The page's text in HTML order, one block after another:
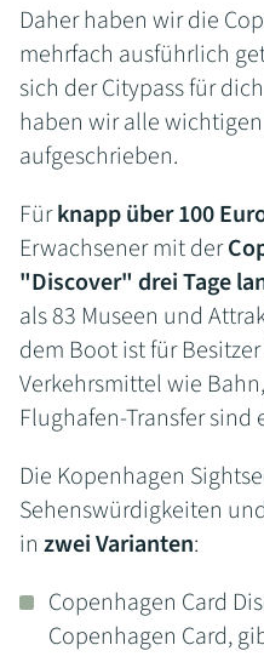
Daher haben wir die
mehrfach ausführlich
sich der Citypass für
haben wir alle
aufgeschrieben.
Fürknapp über 100
Erwachsener mit der
"Discover" drei Tage
als 83 Museen und
dem Boot ist für
Verkehrsmittel wie
Flughafen-Transfer
Die Kopenhagen
Sehenswürdigkeiten
in zwei Varianten:
Copenhagen Card
Copenhagen Card,